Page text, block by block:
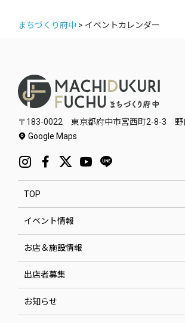
まちづくり府中 > イベントカレンダー
〒183-0022 東京都府中市宮西町2-8-3 野
Google Maps
TOP
イベント情報
お店＆施設情報
出店者募集
お知らせ